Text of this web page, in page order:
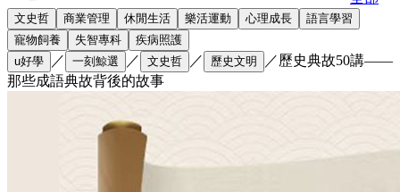
文史哲 商業管理 休閒生活 樂活運動 心理成長
語言學習
寵物飼養
失智專科
疾病照護
u好學
／ 一刻鯨選 ／ 文史哲 ／ 歷史文明 ／歷史典故50講——
那些成語典故背後的故事